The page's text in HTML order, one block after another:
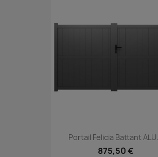
Portail Felicia Battant ALU...
875,50 €